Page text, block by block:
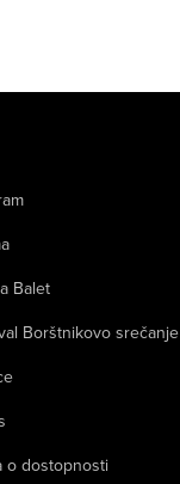
Balet
Borštnikovo srečanje
o dostopnosti